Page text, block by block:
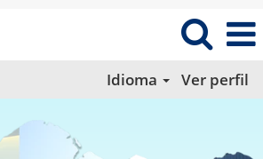
Idioma Ver perfil